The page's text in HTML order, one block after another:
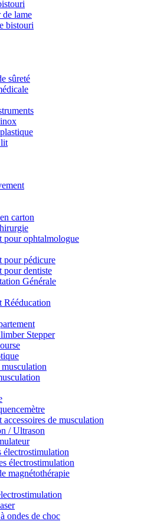
de lame
bistouri
sûreté
lit
carton
pour ophtalmologue
pour pédicure
pour dentiste
Générale
Rééducation
Stepper
accessoires de musculation
/ Ultrason
électrostimulation
électrostimulation
magnétothérapie
ondes de choc